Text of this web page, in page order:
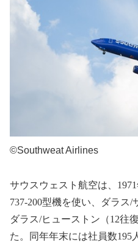
©Southweat Airlines
サウスウェスト航空は、 1971
737‐200型機を使い、ダラス/
ダラス/ヒューストン（12往
た。同年年末には社員数195